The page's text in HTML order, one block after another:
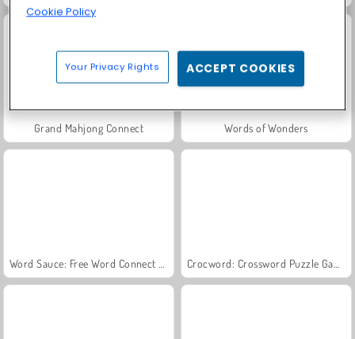
Grand Mahjong Connect Words of Wonders
Cookie Policy
Your Privacy Rights ACCEPT COOKIES